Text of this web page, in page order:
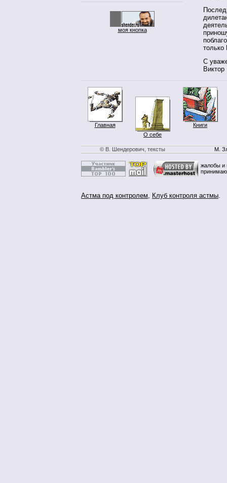
моя кнопка
только
С
Главная
О себе
Книги
© В. Шендерович, тексты М.
жалобы и
Астма под контролем, Клуб контроля астмы.